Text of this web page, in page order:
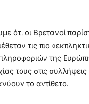
ότι οι Βρετανοί
τις πιο
της
τους στις συλλήψεις
το αντίθετο.